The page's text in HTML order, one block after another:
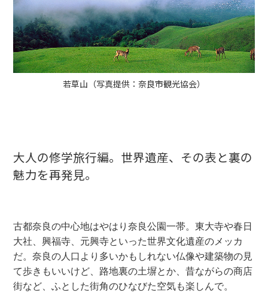
若草山（写真提供：奈良市観光協会）
大人の修学旅行編。世界遺産、その表と裏の
魅力を再発見。
古都奈良の中心地はやはり奈良公園一帯。東大寺や春日
大社、興福寺、元興寺といった世界文化遺産のメッカ
だ。奈良の人口より多いかもしれない仏像や建築物の見
て歩きもいいけど、路地裏の土塀とか、昔ながらの商店
街など、ふとした街角のひなびた空気も楽しんで。